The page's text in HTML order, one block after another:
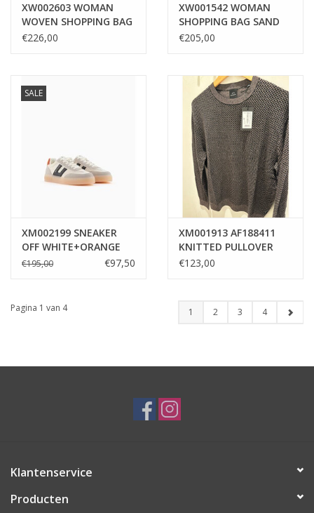
XW002603 WOMAN
WOVEN SHOPPING BAG
DUSK SHADE
€226,00
XW001542 WOMAN
SHOPPING BAG SAND
€205,00
SALE
XM002199 SNEAKER
OFF WHITE+ORANGE
RUS
€195,00 €97,50
XM001913 AF188411
KNITTED PULLOVER
BLACK/DRIFTWOOD
€123,00
Pagina 1 van 4 1 2 3 4
Klantenservice
Producten